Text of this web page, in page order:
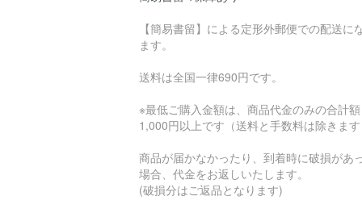
【簡易書留】による定形外郵便での配送に
ます。
送料は全国一律690円です。
※最低ご購入金額は、商品代金のみの合計額
1,000円以上です（送料と手数料は除きます
商品が届かなかったり、到着時に破損があ
場合、代金をお返しいたします。
(破損分はご返品となります)